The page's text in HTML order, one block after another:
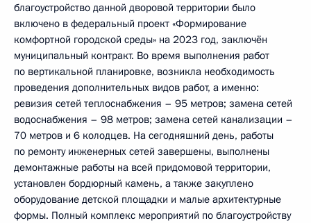
благоустройство данной дворовой территории было
включено в федеральный проект «Формирование
комфортной городской среды» на 2023 год, заключён
муниципальный контракт. Во время выполнения работ
по вертикальной планировке, возникла необходимость
проведения дополнительных видов работ, а именно:
ревизия сетей теплоснабжения – 95 метров; замена сетей
водоснабжения – 98 метров; замена сетей канализации –
70 метров и 6 колодцев. На сегодняшний день, работы
по ремонту инженерных сетей завершены, выполнены
демонтажные работы на всей придомовой территории,
установлен бордюрный камень, а также закуплено
оборудование детской площадки и малые архитектурные
формы. Полный комплекс мероприятий по благоустройству